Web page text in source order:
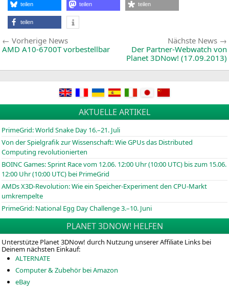
teilen teilen teilen
teilen
Beitragsnavigation
Vorherige NewsVorherige
News:
AMD A10-6700Tvorbestellbar
Nächste News
Der Partner-Webwatch von
Planet 3DNow! (17.09.2013)
AKTUELLE ARTIKEL
PrimeGrid: World Snake Day 16.–21. Juli
Von der Spielgrafik zur Wissenschaft: Wie GPUs das Distributed
Computing revolutionierten
BOINCGames: Sprint Race vom 12.06. 12:00 Uhr (10:00 UTC) bis zum 15.06.
12:00 Uhr (10:00 UTC) bei PrimeGrid
AMDs X3D-Revolution: Wie ein Speicher-Experiment den CPU-Markt
umkrempelte
PrimeGrid: National Egg Day Challenge 3.–10. Juni
PLANET 3DNOW! HELFEN
Unterstütze Planet 3DNow! durch Nutzung unserer Affiliate Links bei
Deinem nächsten Einkauf:
ALTERNATE
Computer & Zubehör bei Amazon
eBay